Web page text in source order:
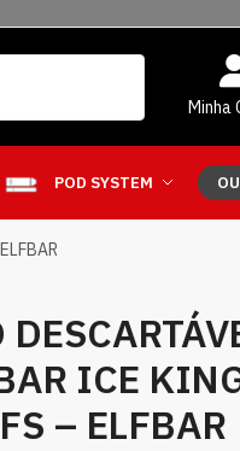
Minha
POD SYSTEM
ICE
– ELFBAR